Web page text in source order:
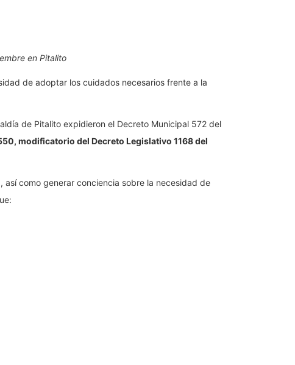
en Pitalito
de adoptar los cuidados necesarios frente a la
de Pitalito expidieron el Decreto Municipal 572 del
modificatorio del Decreto Legislativo 1168 del
como generar conciencia sobre la necesidad de